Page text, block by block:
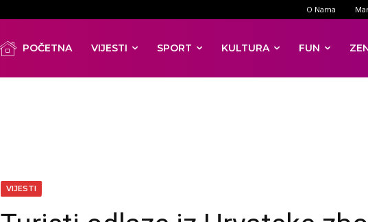
O Nama
POČETNA VIJESTI SPORT KULTURA FUN
VIJESTI